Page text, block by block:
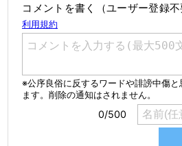
コメントを書く（ユーザー登録不